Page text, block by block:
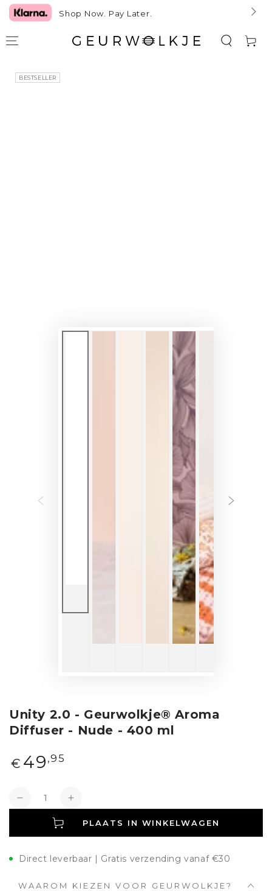
GA NAAR TEKSTShop Now. Pay Later.
BESTSELLER
GA NAAR
PRODUCTINFORMATIE
Unity 2.0 - Geurwolkje® Aroma
Diffuser - Nude - 400 ml
Normale
prijs
€ 49 ,95
Aantal
Verlagen Verhogen
PLAATS IN WINKELWAGEN
Direct leverbaar | Gratis verzending vanaf €30
WAAROM KIEZEN VOOR GEURWOLKJE?